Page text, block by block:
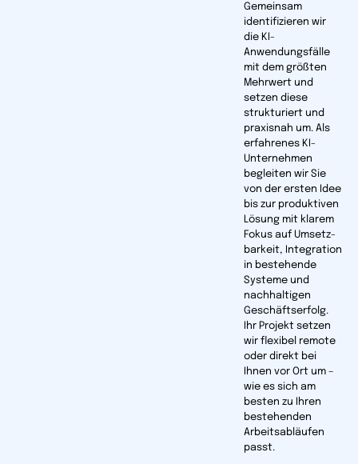
Gemeinsam
identifizieren wir
die KI-
Anwendungsfälle
mit dem größten
Mehrwert und
setzen diese
strukturiert und
praxisnah um. Als
erfahrenes KI-
Unternehmen
begleiten wir Sie
von der ersten Idee
bis zur produktiven
Lösung mit klarem
Fokus auf Umsetz­
barkeit, Integration
in bestehende
Systeme und
nachhaltigen
Geschäftserfolg.
Ihr Projekt setzen
wir flexibel remote
oder direkt bei
Ihnen vor Ort um –
wie es sich am
besten zu Ihren
bestehenden
Arbeitsabläufen
passt.